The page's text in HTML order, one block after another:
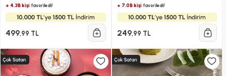
+ 4.3B kişi favoriledi!
499,99 TL
+ 7.0B kişifavoriledi!
249,99 TL